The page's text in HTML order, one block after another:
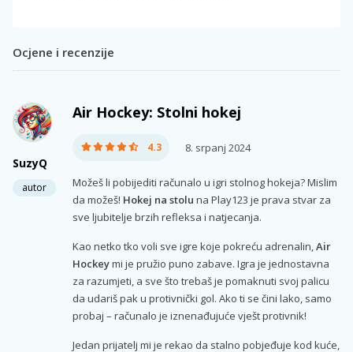
Ocjene i recenzije
SuzyQ
autor
Air Hockey: Stolni hokej
4.3 8. srpanj 2024
Možeš li pobijediti računalo u igri stolnog hokeja? Mislim
da možeš! Hokej na stolu na Play123 je prava stvar za
sve ljubitelje brzih refleksa i natjecanja.
Kao netko tko voli sve igre koje pokreću adrenalin,Air
Hockeymi je pružio puno zabave. Igra je jednostavna
za razumjeti, a sve što trebaš je pomaknuti svoj palicu
da udariš pak u protivnički gol. Ako ti se čini lako, samo
probaj – računalo je iznenađujuće vješt protivnik!
Jedan prijatelj mi je rekao da stalno pobjeđuje kod kuće,